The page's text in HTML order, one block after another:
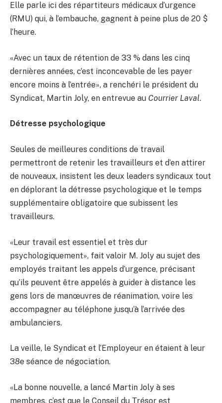
Elle parle ici des répartiteurs médicaux d’urgence
(RMU) qui, à l’embauche, gagnent à peine plus de 20 $
l’heure.
«Avec un taux de rétention de 33 % dans les cinq
dernières années, c’est inconcevable de les payer
encore moins à l’entrée», a renchéri le président du
Syndicat, Martin Joly, en entrevue au Courrier Laval.
Détresse psychologique
Seules de meilleures conditions de travail
permettront de retenir les travailleurs et d’en attirer
de nouveaux, insistent les deux leaders syndicaux tout
en déplorant la détresse psychologique et le temps
supplémentaire obligatoire que subissent les
travailleurs.
«Leur travail est essentiel et très dur
psychologiquement», fait valoir M. Joly au sujet des
employés traitant les appels d’urgence, précisant
qu’ils peuvent être appelés à guider à distance les
gens lors de manœuvres de réanimation, voire les
accompagner au téléphone jusqu’à l’arrivée des
ambulanciers.
La veille, le Syndicat et l’Employeur en étaient à leur
38e séance de négociation.
«La bonne nouvelle, a lancé Martin Joly à ses
membres, c’est que le Conseil du Trésor est